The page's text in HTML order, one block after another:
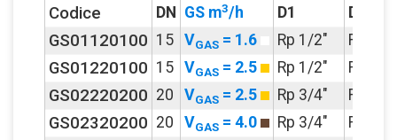
Codice DN GS m3/h D1 D2
GS01120100 15 VGAS = 1.6 Rp 1/2" R 1/2"
GS01220100 15 VGAS = 2.5 Rp 1/2" R 1/2"
GS02220200 20 VGAS = 2.5 Rp 3/4" R 3/4"
GS02320200 20 VGAS = 4.0 Rp 3/4" R 3/4"